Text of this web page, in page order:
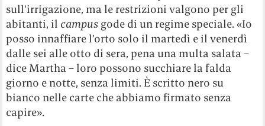
sull’irrigazione, ma le restrizioni valgono per gli
abitanti, il campus gode di un regime speciale. «Io
posso innaffiare l’orto solo il martedì e il venerdì
dalle sei alle otto di sera, pena una multa salata –
dice Martha – loro possono succhiare la falda
giorno e notte, senza limiti. È scritto nero su
bianco nelle carte che abbiamo firmato senza
capire».